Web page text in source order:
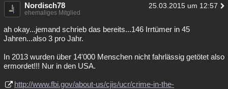
Nordisch78 25.03.2015 um 12:57
ehemaliges Mitglied
ah okay...jemand schrieb das bereits...146 Irrtümer in 45
Jahren...also 3 pro Jahr.
In 2013 wurden über 14'000 Menschen nicht fahrlässig getötet also
ermordet!!! Nur in den USA.
http://www.fbi.gov/about-us/cjis/ucr/crime-in-the-